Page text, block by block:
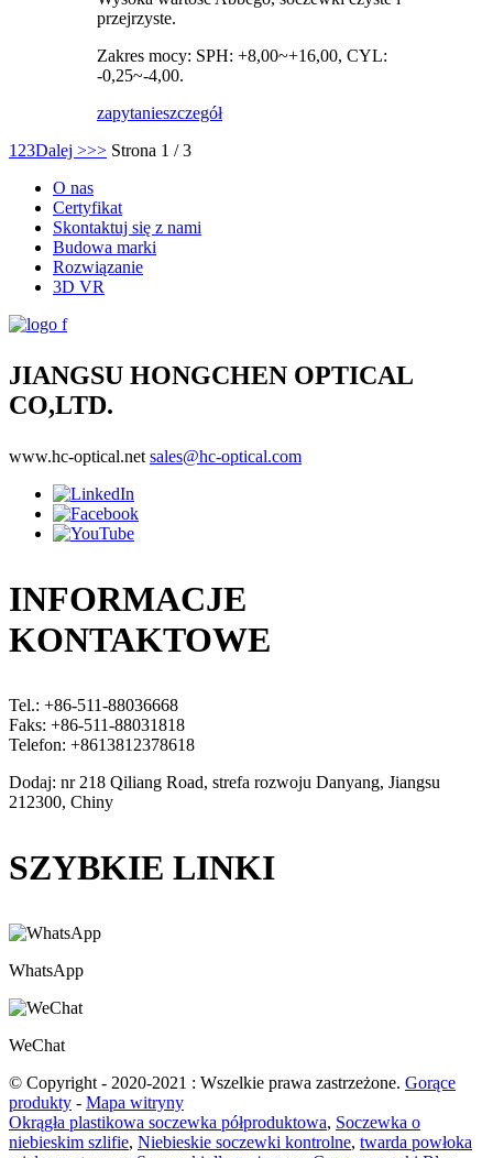
przejrzyste.
Zakres mocy: SPH: +8,00~+16,00, CYL:
-0,25~-4,00.
zapytanieszczegół
1 23Dalej >>> Strona 1 / 3
O nas
Certyfikat
Skontaktuj się z nami
Budowa marki
Rozwiązanie
3D VR
JIANGSU HONGCHEN OPTICAL
CO,LTD.
www.hc-optical.net sales@hc-optical.com
INFORMACJE
KONTAKTOWE
Tel.: +86-511-88036668
Faks: +86-511-88031818
Telefon: +8613812378618
Dodaj: nr 218 Qiliang Road, strefa rozwoju Danyang, Jiangsu
212300, Chiny
SZYBKIE LINKI
WhatsApp
WeChat
© Copyright - 2020-2021 : Wszelkie prawa zastrzeżone. Gorące
produkty - Mapa witryny
Okrągła plastikowa soczewka półproduktowa, Soczewka o
niebieskim szlifie, Niebieskie soczewki kontrolne, twarda powłoka